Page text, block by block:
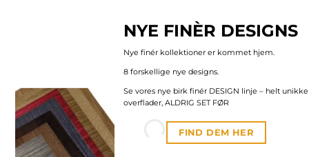
NYE FINÈR DESIGNS
Nye finér kollektioner er kommet hjem.
8 forskellige nye designs.
Se vores nye birk finér DESIGN linje – helt unikke
overflader, ALDRIG SET FØR
FIND DEM HER